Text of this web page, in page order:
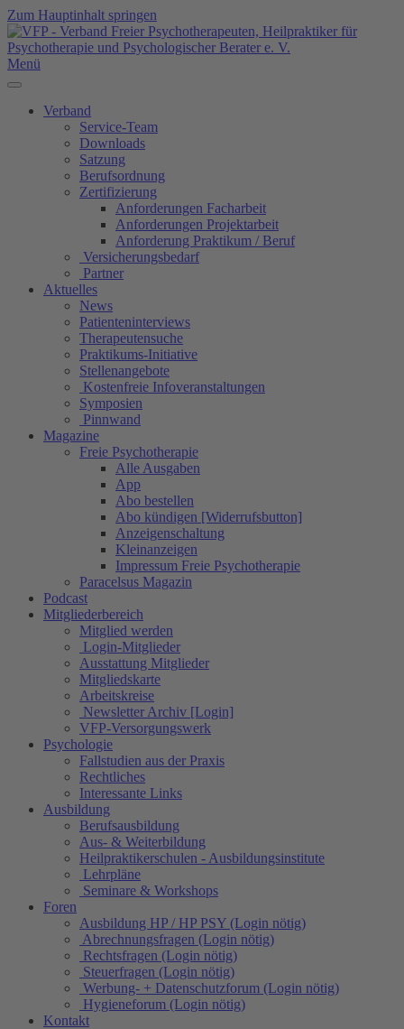
Zum Hauptinhalt springen
Menü
Verband
Service-Team
Downloads
Satzung
Berufsordnung
Zertifizierung
Anforderungen Facharbeit
Anforderungen Projektarbeit
Anforderung Praktikum / Beruf
Versicherungsbedarf
Partner
Aktuelles
News
Patienteninterviews
Therapeutensuche
Praktikums-Initiative
Stellenangebote
Kostenfreie Infoveranstaltungen
Symposien
Pinnwand
Magazine
Freie Psychotherapie
Alle Ausgaben
App
Abo bestellen
Abo kündigen [Widerrufsbutton]
Anzeigenschaltung
Kleinanzeigen
Impressum Freie Psychotherapie
Paracelsus Magazin
Podcast
Mitgliederbereich
Mitglied werden
Login-Mitglieder
Ausstattung Mitglieder
Mitgliedskarte
Arbeitskreise
Newsletter Archiv [Login]
VFP-Versorgungswerk
Psychologie
Fallstudien aus der Praxis
Rechtliches
Interessante Links
Ausbildung
Berufsausbildung
Aus- & Weiterbildung
Heilpraktikerschulen - Ausbildungsinstitute
Lehrpläne
Seminare & Workshops
Foren
Ausbildung HP / HP PSY (Login nötig)
Abrechnungsfragen (Login nötig)
Rechtsfragen (Login nötig)
Steuerfragen (Login nötig)
Werbung- + Datenschutzforum (Login nötig)
Hygieneforum (Login nötig)
Kontakt